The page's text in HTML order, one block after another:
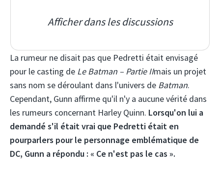
Afficher dans les discussions
La rumeur ne disait pas que Pedretti était envisagé
pour le casting de Le Batman – Partie IImais un projet
sans nom se déroulant dans l'univers de Batman.
Cependant, Gunn affirme qu'il n'y a aucune vérité dans
les rumeurs concernant Harley Quinn. Lorsqu'on lui a
demandé s'il était vrai que Pedretti était en
pourparlers pour le personnage emblématique de
DC, Gunn a répondu : « Ce n'est pas le cas ».